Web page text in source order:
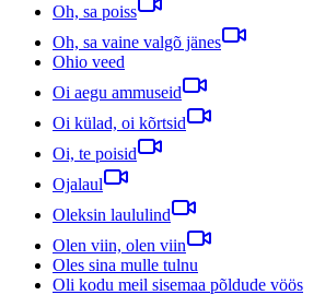
Oh, sa poiss
Oh, sa vaine valgõ jänes
Ohio veed
Oi aegu ammuseid
Oi külad, oi kõrtsid
Oi, te poisid
Ojalaul
Oleksin laululind
Olen viin, olen viin
Oles sina mulle tulnu
Oli kodu meil sisemaa põldude vöös